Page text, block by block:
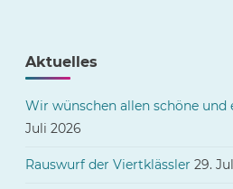
Aktuelles
Wir wünschen allen schöne und
Juli 2026
Rauswurf der Viertklässler 29.